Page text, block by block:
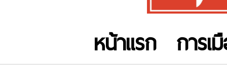
หน้าแรก การเ